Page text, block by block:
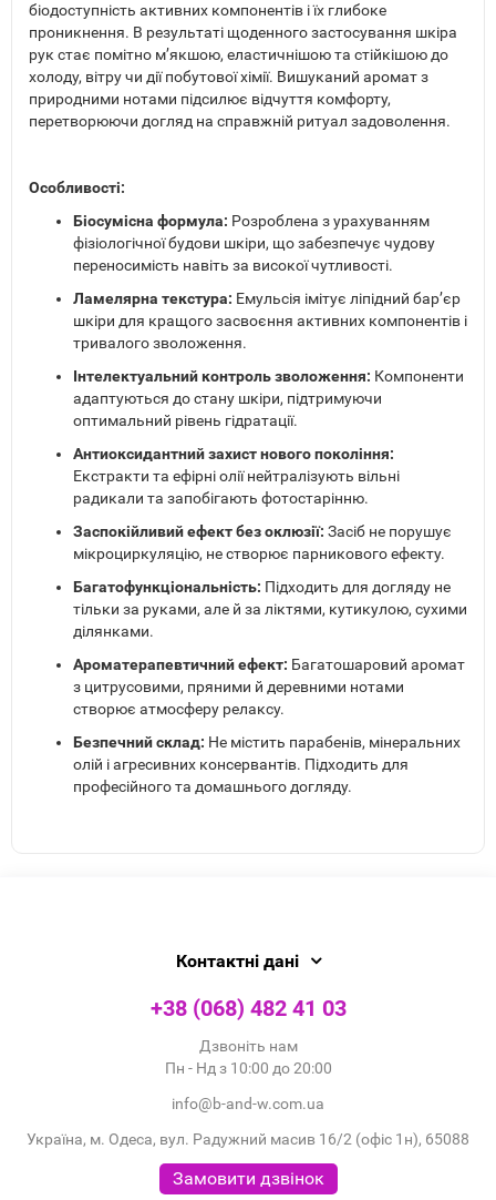
біодоступність активних компонентів і їх глибоке
проникнення. В результаті щоденного застосування шкіра
рук стає помітно м’якшою, еластичнішою та стійкішою до
холоду, вітру чи дії побутової хімії. Вишуканий аромат з
природними нотами підсилює відчуття комфорту,
перетворюючи догляд на справжній ритуал задоволення.
Особливості:
Біосумісна формула: Розроблена з урахуванням
фізіологічної будови шкіри, що забезпечує чудову
переносимість навіть за високої чутливості.
Ламелярна текстура: Емульсія імітує ліпідний бар’єр
шкіри для кращого засвоєння активних компонентів і
тривалого зволоження.
Інтелектуальний контроль зволоження: Компоненти
адаптуються до стану шкіри, підтримуючи
оптимальний рівень гідратації.
Антиоксидантний захист нового покоління:
Екстракти та ефірні олії нейтралізують вільні
радикали та запобігають фотостарінню.
Заспокійливий ефект без оклюзії: Засіб не порушує
мікроциркуляцію, не створює парникового ефекту.
Багатофункціональність: Підходить для догляду не
тільки за руками, але й за ліктями, кутикулою, сухими
ділянками.
Ароматерапевтичний ефект: Багатошаровий аромат
з цитрусовими, пряними й деревними нотами
створює атмосферу релаксу.
Безпечний склад: Не містить парабенів, мінеральних
олій і агресивних консервантів. Підходить для
професійного та домашнього догляду.
Контактні дані
+38 (068) 482 41 03
Дзвоніть нам
Пн - Нд з 10:00 до 20:00
info@b-and-w.com.ua
Україна, м. Одеса, вул. Радужний масив 16/2 (офіс 1н), 65088
Замовити дзвінок